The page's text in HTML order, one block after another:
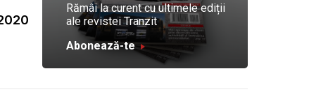
Rămâi la curent cu ultimele ediții
ale revistei Tranzit
Abonează-te